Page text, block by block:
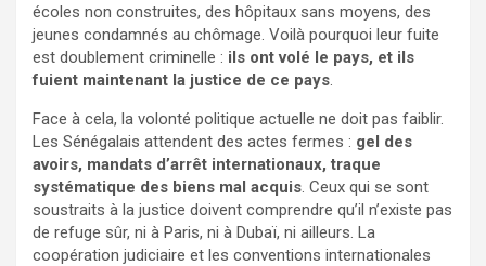
écoles non construites, des hôpitaux sans moyens, des
jeunes condamnés au chômage. Voilà pourquoi leur fuite
est doublement criminelle : ils ont volé le pays, et ils
fuient maintenant la justice de ce pays
Face à cela, la volonté politique actuelle ne doit pas faiblir.
Les Sénégalais attendent des actes fermes : gel des
avoirs, mandats d’arrêt internationaux, traque
systématique des biens mal acquis . Ceux qui se sont
soustraits à la justice doivent comprendre qu’il n’existe pas
de refuge sûr, ni à Paris, ni à Dubaï, ni ailleurs. La
coopération judiciaire et les conventions internationales